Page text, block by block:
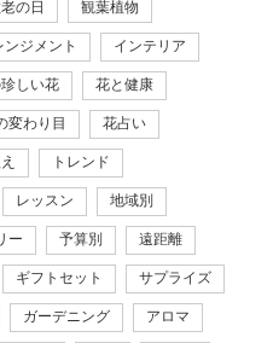
の日 観葉植物
ジメント インテリア
しい花 花と健康
変わり目 花占い
トレンド
レッスン 地域別
ー 予算別 遠距離
ギフトセット サプライズ
ガーデニング アロマ